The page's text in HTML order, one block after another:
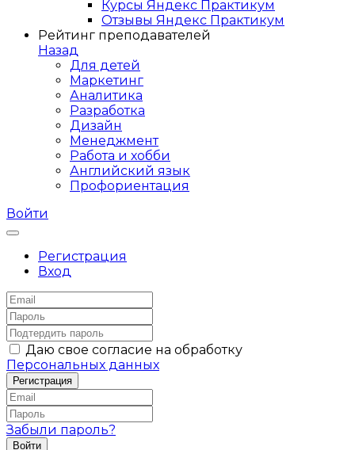
Курсы Яндекс Практикум
Отзывы Яндекс Практикум
Рейтинг преподавателей
Назад
Для детей
Маркетинг
Аналитика
Разработка
Дизайн
Менеджмент
Работа и хобби
Английский язык
Профориентация
Войти
Регистрация
Вход
Даю свое согласие на обработку
Персональных данных
Забыли пароль?